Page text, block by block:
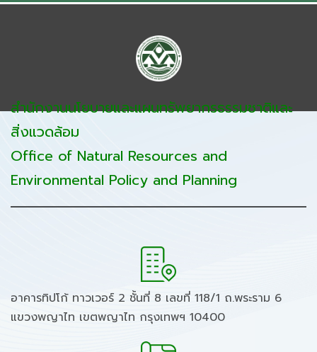
สำนักงานนโยบายและแผนทรัพยากรธรรมชาติและ
สิ่งแวดล้อม
Office of Natural Resources and
Environmental Policy and Planning
อาคารทิปโก้ ทาวเวอร์ 2 ชั้นที่ 8 เลขที่ 118/1 ถ.พระราม 6
แขวงพญาไท เขตพญาไท กรุงเทพฯ 10400